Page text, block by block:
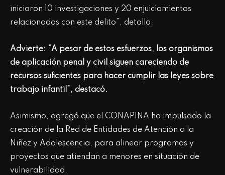
iniciaron 10 investigaciones y 20 enjuiciamientos
relacionados con este delito”, detalla.
Advierte: “A pesar de estos esfuerzos, los organismos
de aplicación penal y civil siguen careciendo de
recursos suficientes para hacer cumplir las leyes sobre
trabajo infantil”, destacó.
Asimismo, agregó que el CONAPINA ha impulsado la
creación de la Red de Entidades de Atención a la
Niñez y Adolescencia, para alinear programas y
proyectos que atiendan a menores en situación de
vulnerabilidad.